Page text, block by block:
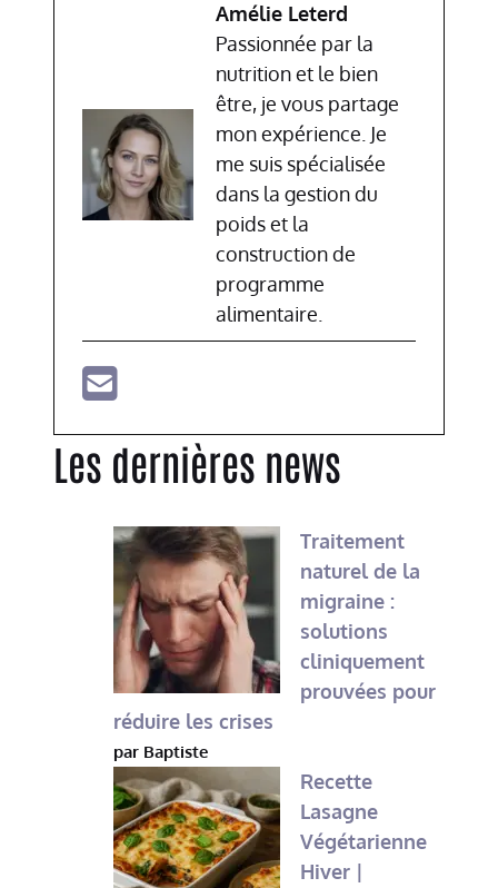
Amélie Leterd
Passionnée par la
nutrition et le bien
être, je vous partage
mon expérience. Je
me suis spécialisée
dans la gestion du
poids et la
construction de
programme
alimentaire.
Les dernières news
Traitement
naturel de la
migraine :
solutions
cliniquement
prouvées pour
réduire les crises
par Baptiste
Recette
Lasagne
Végétarienne
Hiver |